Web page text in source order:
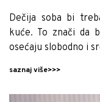
Dečija soba bi
kuće. To znači da
osećaju slobodno i
saznaj više>>>